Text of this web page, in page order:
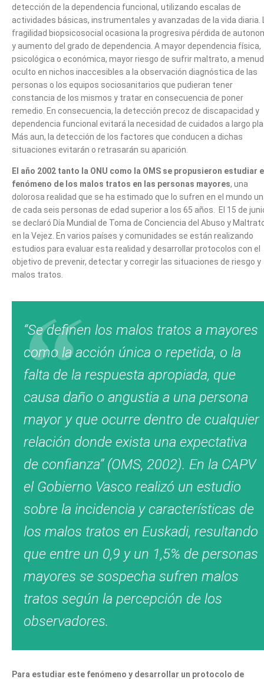
detección de la dependencia funcional, utilizando escalas de
actividades básicas, instrumentales y avanzadas de la vida diaria.
fragilidad biopsicosocial ocasiona la progresiva pérdida de
y aumento del grado de dependencia. A mayor dependencia física,
psicológica o económica, mayor riesgo de sufrir maltrato, a
oculto en nichos inaccesibles a la observación diagnóstica de las
personas o los equipos sociosanitarios que pudieran tener
constancia de los mismos y tratar en consecuencia de poner
remedio. En consecuencia, la detección precoz de discapacidad y
dependencia funcional evitará la necesidad de cuidados a largo
Más aun, la detección de los factores que conducen a dichas
situaciones evitarán o retrasarán su aparición.
El año 2002 tanto la ONU como la OMS se propusieron estudiar
fenómeno de los malos tratos en las personas mayores, una
dolorosa realidad que se ha estimado que lo sufren en el mundo
de cada seis personas de edad superior a los 65 años. El 15 de
se declaró Día Mundial de Toma de Conciencia del Abuso y
en la Vejez. En varios países y comunidades se están realizando
estudios para evaluar esta realidad y desarrollar protocolos con el
objetivo de prevenir, detectar y corregir las situaciones de riesgo y
malos tratos.
“Se definen los malos tratos a mayores
como la acción única o repetida, o la
falta de la respuesta apropiada, que
causa daño o angustia a una persona
mayor y que ocurre dentro de cualquier
relación donde exista una expectativa
de confianza” (OMS, 2002). En la CAPV
el Gobierno Vasco realizó un estudio
sobre la incidencia y características de
los malos tratos en Euskadi, resultando
que entre un 0,9 y un 1,5% de personas
mayores se sospecha sufren malos
tratos según la percepción de los
observadores.
Para estudiar este fenómeno y desarrollar un protocolo de